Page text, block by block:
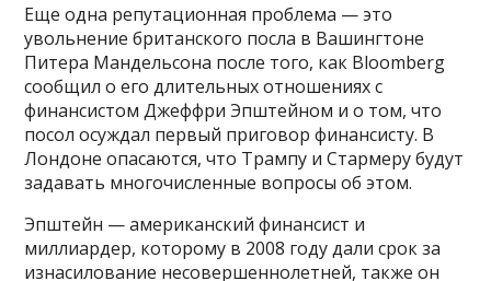
Еще одна репутационная проблема — это
увольнение британского посла в Вашингтоне
Питера Мандельсона после того, как Bloomberg
сообщил о его длительных отношениях с
финансистом Джеффри Эпштейном и о том, что
посол осуждал первый приговор финансисту. В
Лондоне опасаются, что Трампу и Стармеру будут
задавать многочисленные вопросы об этом.
Эпштейн — американский финансист и
миллиардер, которому в 2008 году дали срок за
изнасилование несовершеннолетней, также он